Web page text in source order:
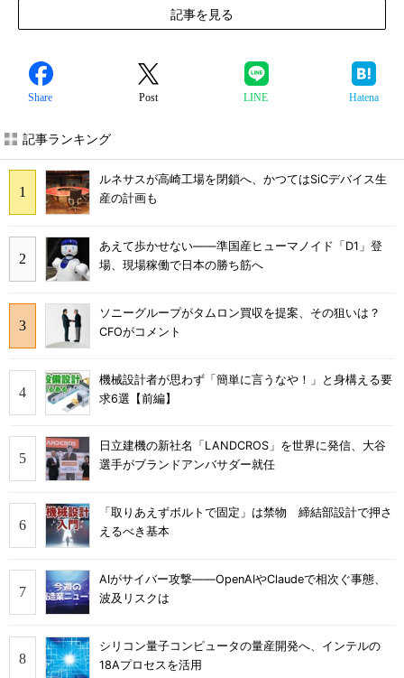
記事を見る
Share Post LINE Hatena
記事ランキング
ルネサスが高崎工場を閉鎖へ、かつてはSiCデバイス生
産の計画も
あえて歩かせない――準国産ヒューマノイド「D1」登
場、現場稼働で日本の勝ち筋へ
ソニーグループがタムロン買収を提案、その狙いは？
CFOがコメント
機械設計者が思わず「簡単に言うなや！」と身構える要
求6選【前編】
日立建機の新社名「LANDCROS」を世界に発信、大谷
選手がブランドアンバサダー就任
「取りあえずボルトで固定」は禁物 締結部設計で押さ
えるべき基本
AIがサイバー攻撃――OpenAIやClaudeで相次ぐ事態、
波及リスクは
シリコン量子コンピュータの量産開発へ、インテルの
18Aプロセスを活用